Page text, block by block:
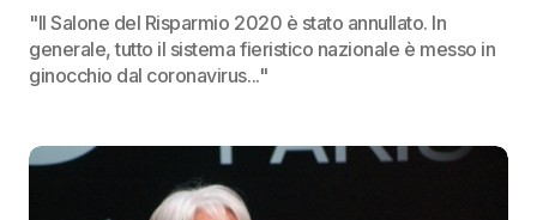
"Il Salone del Risparmio 2020 è stato annullato. In
generale, tutto il sistema fieristico nazionale è messo in
ginocchio dal coronavirus..."